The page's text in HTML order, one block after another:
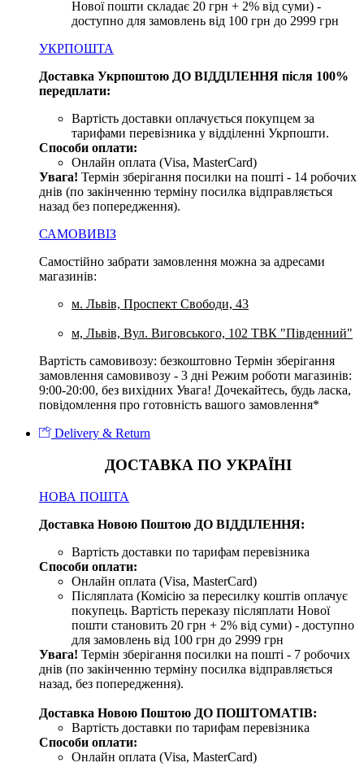
Нової пошти складає 20 грн + 2% від суми) -
доступно для замовлень від 100 грн до 2999 грн
УКРПОШТА
Доставка Укрпоштою ДО ВІДДІЛЕННЯ після 100%
передплати:
Вартість доставки оплачується покупцем за
тарифами перевізника у відділенні Укрпошти.
Способи оплати:
Онлайн оплата (Visa, MasterCard)
Увага! Термін зберігання посилки на пошті - 14 робочих
днів (по закінченню терміну посилка відправляється
назад без попередження).
САМОВИВІЗ
Самостійно забрати замовлення можна за адресами
магазинів:
м. Львів, Проспект Свободи, 43
м, Львів, Вул. Виговського, 102 ТВК "Південний"
Вартість самовивозу: безкоштовно Термін зберігання
замовлення самовивозу - 3 дні Режим роботи магазинів:
9:00-20:00, без вихідних Увага! Дочекайтесь, будь ласка,
повідомлення про готовність вашого замовлення*
Delivery & Return
ДОСТАВКА ПО УКРАЇНІ
НОВА ПОШТА
Доставка Новою Поштою ДО ВІДДІЛЕННЯ:
Вартість доставки по тарифам перевізника
Способи оплати:
Онлайн оплата (Visa, MasterCard)
Післяплата (Комісію за пересилку коштів оплачує
покупець. Вартість переказу післяплати Нової
пошти становить 20 грн + 2% від суми) - доступно
для замовлень від 100 грн до 2999 грн
Увага! Термін зберігання посилки на пошті - 7 робочих
днів (по закінченню терміну посилка відправляється
назад, без попередження).
Доставка Новою Поштою ДО ПОШТОМАТІВ:
Вартість доставки по тарифам перевізника
Способи оплати:
Онлайн оплата (Visa, MasterCard)